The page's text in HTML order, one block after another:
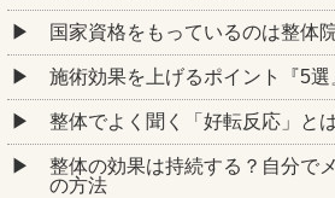
国家資格をもっているのは整体
施術効果を上げるポイント『5選
整体でよく聞く「好転反応」と
整体の効果は持続する？自分で
の方法